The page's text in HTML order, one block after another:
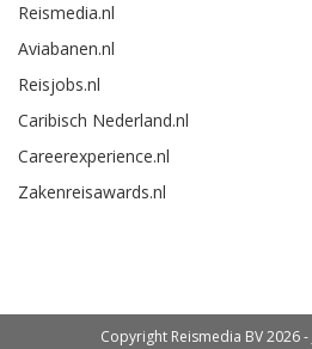
Reismedia.nl
Aviabanen.nl
Reisjobs.nl
Caribisch Nederland.nl
Careerexperience.nl
Zakenreisawards.nl
Copyright Reismedia BV 2026 -